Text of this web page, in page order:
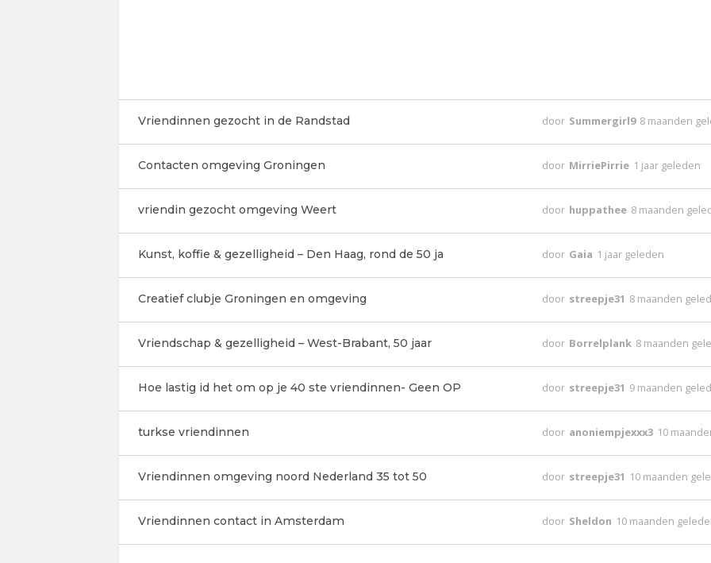
Vriendinnen gezocht in de Randstad door Summergirl9 8 maanden
Contacten omgeving Groningen door MirriePirrie 1 jaar geleden
vriendin gezocht omgeving Weert door huppathee 8 maanden
Kunst, koffie & gezelligheid – Den Haag, rond de 50 ja door Gaia 1 jaar geleden
Creatief clubje Groningen en omgeving door streepje31 8 maanden
Vriendschap & gezelligheid – West-Brabant, 50 jaar door Borrelplank 8 maanden
Hoe lastig id het om op je 40 ste vriendinnen- Geen OP door streepje31 9 maanden
turkse vriendinnen door anoniempjexxx3 10
Vriendinnen omgeving noord Nederland 35 tot 50 door streepje31 10 maanden
Vriendinnen contact in Amsterdam door Sheldon 10 maanden